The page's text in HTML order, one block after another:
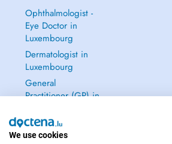
Ophthalmologist -
Eye Doctor in
Luxembourg
Dermatologist in
Luxembourg
General
Practitioner (GP) in
Gynecologist in
Luxembourg
We use cookies